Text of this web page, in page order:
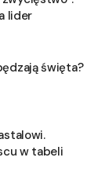
lider
święta?
w tabeli